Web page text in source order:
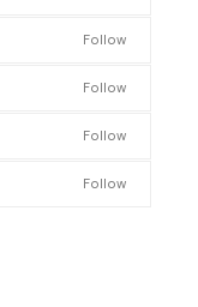
Follow
Follow
Follow
Follow